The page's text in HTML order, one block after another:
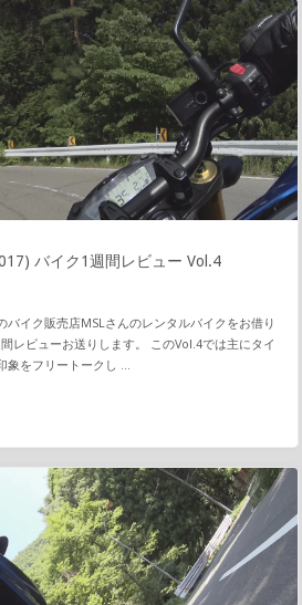
バイク1週間レビュー Vol.4
バイク販売店MSLさんのレンタルバイクをお借り
間レビューお送りします。 このVol.4では主にタイ
象をフリートークし …